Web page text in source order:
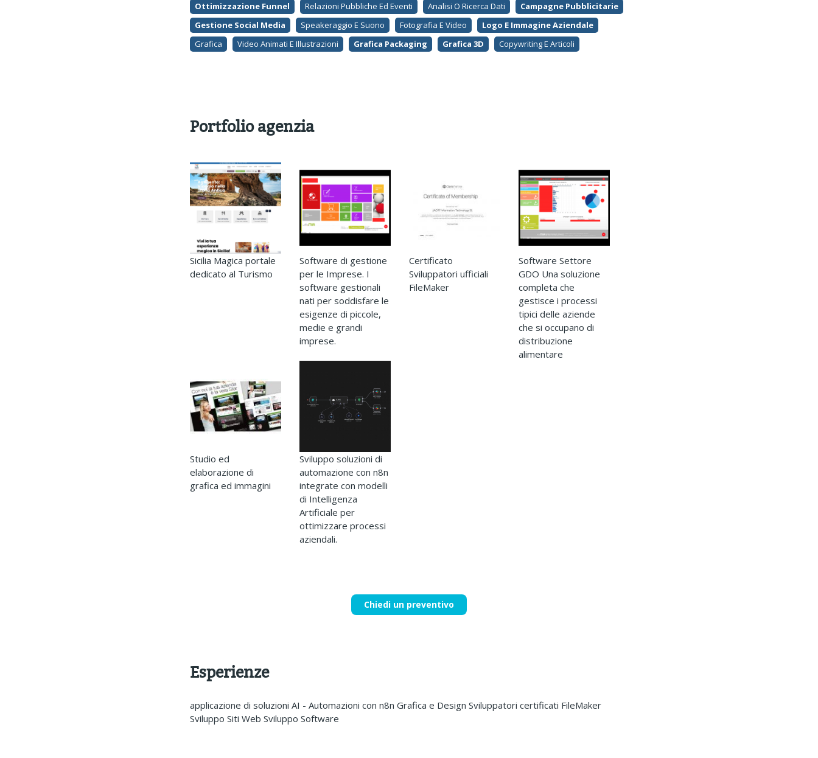
Ottimizzazione Funnel
Relazioni Pubbliche Ed Eventi Analisi O Ricerca Dati
Campagne Pubblicitarie
Gestione Social Media
Speakeraggio E Suono Fotografia E Video
Logo E Immagine Aziendale
Grafica
Video Animati E Illustrazioni Grafica Packaging Grafica 3D Copywriting E Articoli
Portfolio agenzia
Sicilia Magica portale
dedicato al Turismo
Software di gestione
per le Imprese. I
software gestionali
nati per soddisfare le
esigenze di piccole,
medie e grandi
imprese.
Certificato
Sviluppatori ufficiali
FileMaker
Software Settore
GDO Una soluzione
completa che
gestisce i processi
tipici delle aziende
che si occupano di
distribuzione
alimentare
Studio ed
elaborazione di
grafica ed immagini
Sviluppo soluzioni di
automazione con n8n
integrate con modelli
di Intelligenza
Artificiale per
ottimizzare processi
aziendali.
Chiedi un preventivo
Esperienze
applicazione di soluzioni AI - Automazioni con n8n Grafica e Design Sviluppatori certificati FileMaker
Sviluppo Siti Web Sviluppo Software